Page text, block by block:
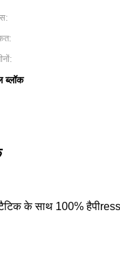
ब्लॉक
के साथ 100% हैपी